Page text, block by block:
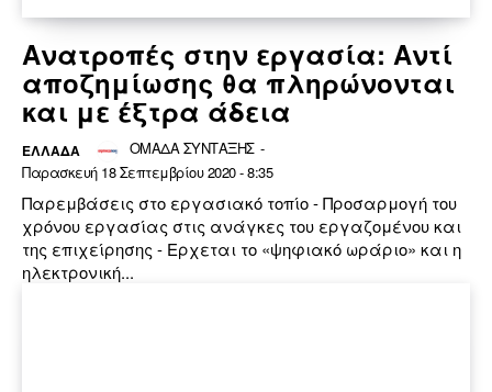
Ανατροπές στην εργασία: Αντί
αποζημίωσης θα πληρώνονται
και με έξτρα άδεια
ΕΛΛΆΔΑ ΟΜΑΔΑ ΣΥΝΤΑΞΗΣ -
Παρασκευή 18 Σεπτεμβρίου 2020 - 8:35
Παρεμβάσεις στο εργασιακό τοπίο - Προσαρμογή του
χρόνου εργασίας στις ανάγκες του εργαζομένου και
της επιχείρησης - Ερχεται το «ψηφιακό ωράριο» και η
ηλεκτρονική...